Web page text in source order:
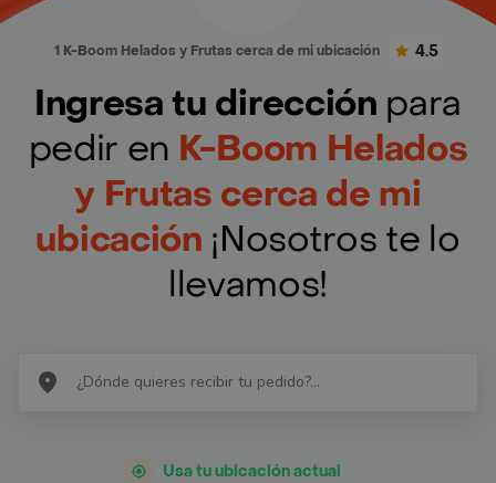
1 K-Boom Helados y Frutas cerca de mi ubicación 4.5
Ingresa tu dirección para
pedir en K-Boom Helados
y Frutas cerca de mi
ubicación ¡Nosotros te lo
llevamos!
Usa tu ubicación actual